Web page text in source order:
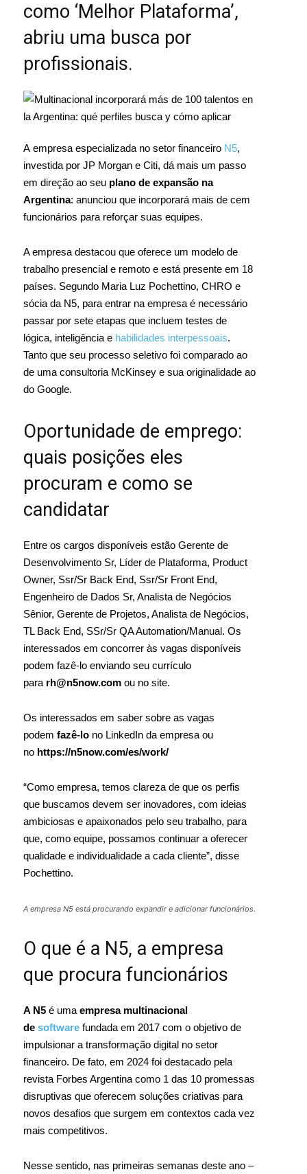
como ‘Melhor Plataforma’,
abriu uma busca por
profissionais.
A empresa especializada no setor financeiro N5,
investida por JP Morgan e Citi, dá mais um passo
em direção ao seu plano de expansão na
Argentina: anunciou que incorporará mais de cem
funcionários para reforçar suas equipes.
A empresa destacou que oferece um modelo de
trabalho presencial e remoto e está presente em 18
países. Segundo Maria Luz Pochettino, CHRO e
sócia da N5, para entrar na empresa é necessário
passar por sete etapas que incluem testes de
lógica, inteligência e habilidades interpessoais.
Tanto que seu processo seletivo foi comparado ao
de uma consultoria McKinsey e sua originalidade ao
do Google.
Oportunidade de emprego:
quais posições eles
procuram e como se
candidatar
Entre os cargos disponíveis estão Gerente de
Desenvolvimento Sr, Líder de Plataforma, Product
Owner, Ssr/Sr Back End, Ssr/Sr Front End,
Engenheiro de Dados Sr, Analista de Negócios
Sênior, Gerente de Projetos, Analista de Negócios,
TL Back End, SSr/Sr QA Automation/Manual. Os
interessados em concorrer às vagas disponíveis
podem fazê-lo enviando seu currículo
para rh@n5now.com ou no site.
Os interessados em saber sobre as vagas
podem fazê-lo no LinkedIn da empresa ou
no https://n5now.com/es/work/
“Como empresa, temos clareza de que os perfis
que buscamos devem ser inovadores, com ideias
ambiciosas e apaixonados pelo seu trabalho, para
que, como equipe, possamos continuar a oferecer
qualidade e individualidade a cada cliente”, disse
Pochettino.
A empresa N5 está procurando expandir e adicionar funcionários.
O que é a N5, a empresa
que procura funcionários
A N5 é uma empresa multinacional
de software fundada em 2017 com o objetivo de
impulsionar a transformação digital no setor
financeiro. De fato, em 2024 foi destacado pela
revista Forbes Argentina como 1 das 10 promessas
disruptivas que oferecem soluções criativas para
novos desafios que surgem em contextos cada vez
mais competitivos.
Nesse sentido, nas primeiras semanas deste ano –